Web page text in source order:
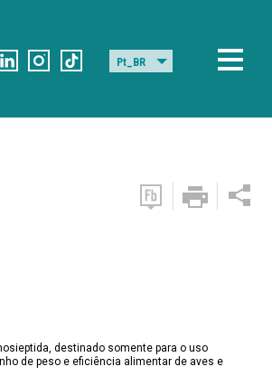
Pt_BR
destinado somente para o uso
de peso e eficiência alimentar de aves e